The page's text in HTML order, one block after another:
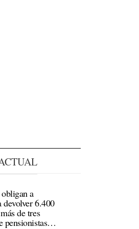
a
devolver 6.400
de tres
pensionistas